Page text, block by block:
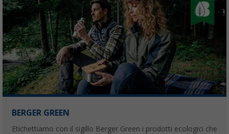
BERGER GREEN
Etichettiamo con il sigillo Berger Green i prodotti ecologici che